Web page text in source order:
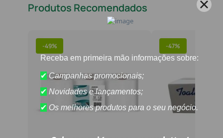
Produtos Recomendados
-49% -47%